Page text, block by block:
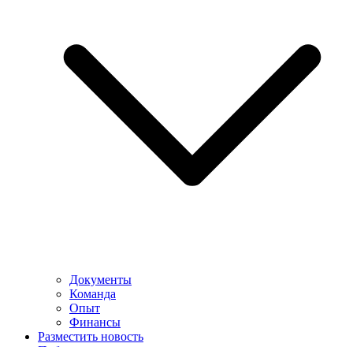
Документы
Команда
Опыт
Финансы
Разместить новость